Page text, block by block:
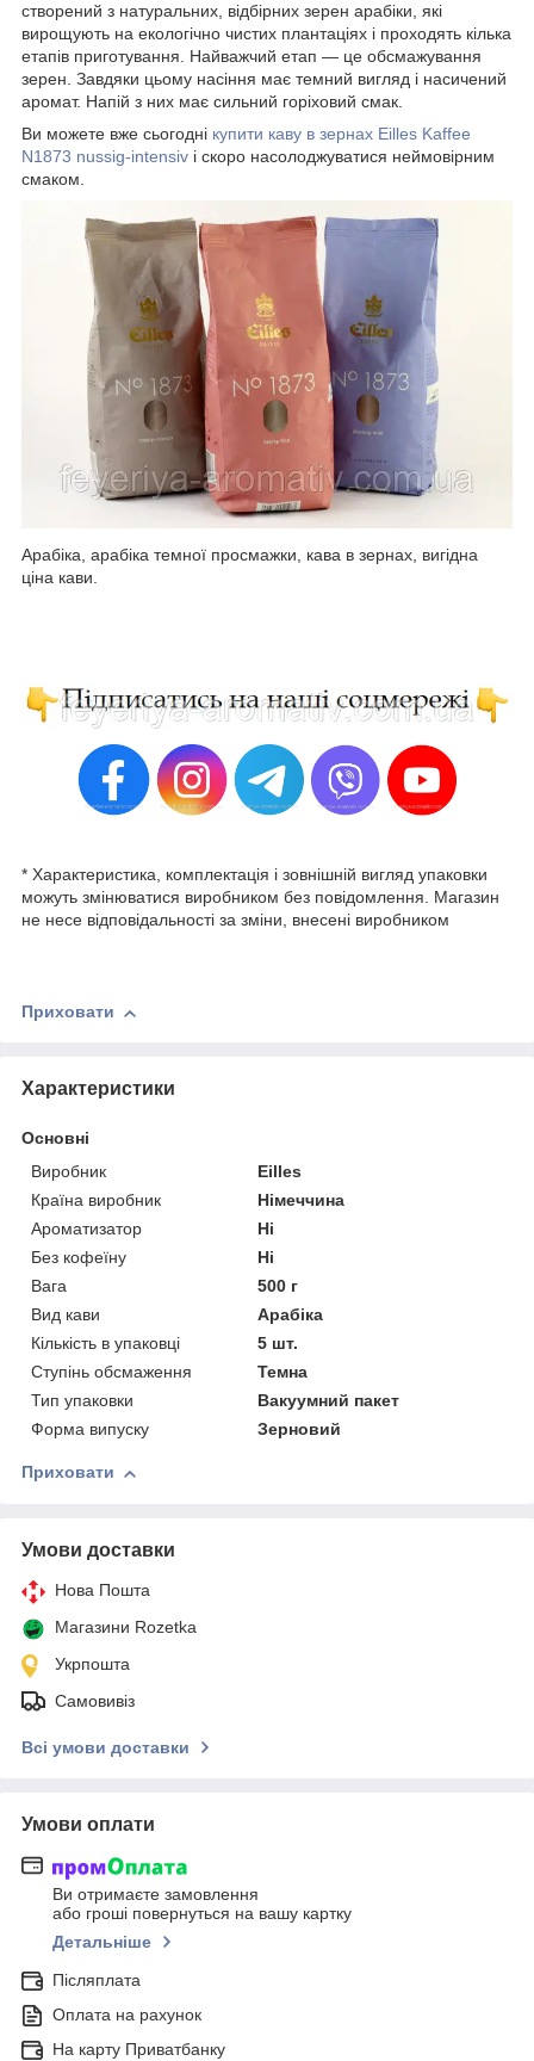
створений з натуральних, відбірних зерен арабіки, які
вирощують на екологічно чистих плантаціях і проходять кілька
етапів приготування. Найважчий етап — це обсмажування
зерен. Завдяки цьому насіння має темний вигляд і насичений
аромат. Напій з них має сильний горіховий смак.
Ви можете вже сьогодні купити каву в зернах Eilles Kaffee
N1873 nussig-intensiv і скоро насолоджуватися неймовірним
смаком.
Арабіка, арабіка темної просмажки, кава в зернах, вигідна
ціна кави.
* Характеристика, комплектація і зовнішній вигляд упаковки
можуть змінюватися виробником без повідомлення. Магазин
не несе відповідальності за зміни, внесені виробником
Приховати
Характеристики
Основні
Виробник
Eilles
Країна виробник
Німеччина
Ароматизатор
Ні
Без кофеїну
Ні
Вага
500 г
Вид кави
Арабіка
Кількість в упаковці
5 шт.
Ступінь обсмаження
Темна
Тип упаковки
Вакуумний пакет
Форма випуску
Зерновий
Приховати
Умови доставки
Нова Пошта
Магазини Rozetka
Укрпошта
Самовивіз
Всі умови доставки
Умови оплати
Ви отримаєте замовлення
або гроші повернуться на вашу картку
Детальніше
Післяплата
Оплата на рахунок
На карту Приватбанку